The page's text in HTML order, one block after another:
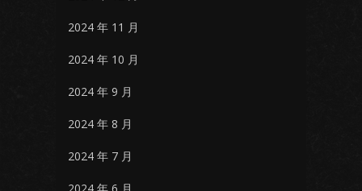
2024 年 11 月
2024 年 10 月
2024 年 9 月
2024 年 8 月
2024 年 7 月